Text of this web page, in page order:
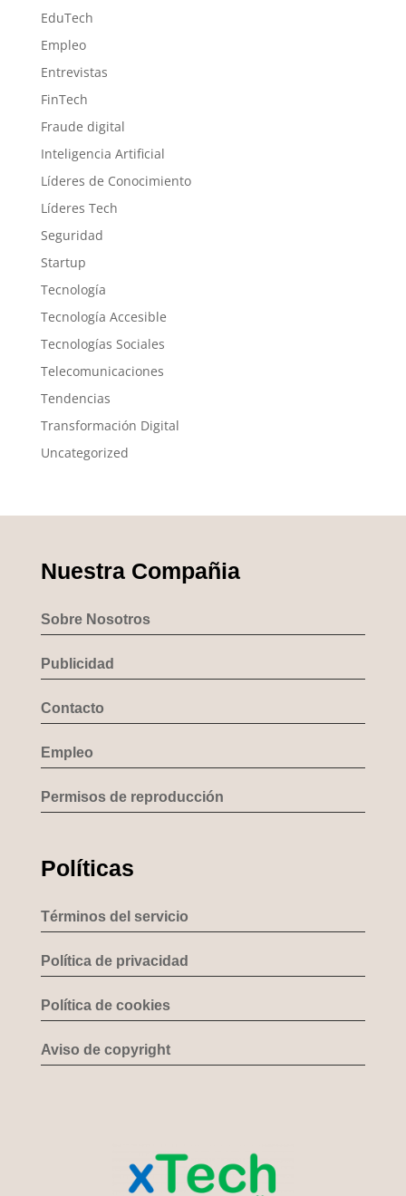
EduTech
Empleo
Entrevistas
FinTech
Fraude digital
Inteligencia Artificial
Líderes de Conocimiento
Líderes Tech
Seguridad
Startup
Tecnología
Tecnología Accesible
Tecnologías Sociales
Telecomunicaciones
Tendencias
Transformación Digital
Uncategorized
Nuestra Compañia
Sobre Nosotros
Publicidad
Contacto
Empleo
Permisos de reproducción
Políticas
Términos del servicio
Política de privacidad
Política de cookies
Aviso de copyright